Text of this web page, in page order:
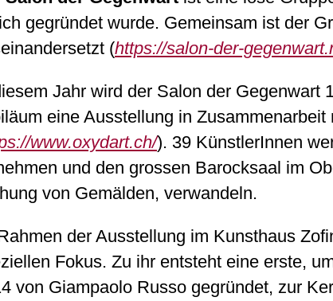
gegründet wurde. Gemeinsam ist der
(https://salon-der-
Jahr wird der Salon der Gegenwart
eine Ausstellung in Zusammenarbeit
www.oxydart.ch/). 39 KünstlerInnen
und den grossen Barocksaal im
von Gemälden, verwandeln.
der Ausstellung im Kunsthaus
Fokus. Zu ihr entsteht eine erste,
von Giampaolo Russo gegründet, zur